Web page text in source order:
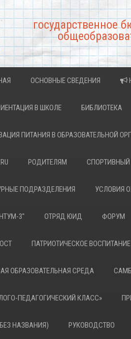
государственное
ОСНОВНЫЕ СВЕДЕНИЯ
В ШКОЛЕ БИБЛИОТЕКА
ПИТАНИЯ В ОБРАЗОВАТЕЛЬНОЙ
РОДИТЕЛЯМ СПОРТИВНЫЙ
ПОДРАЗДЕЛЕНИЯ УСЛОВИЯ
3" ОТРЯД ЮИД ФОРУМ
ПАТРИОТИЧЕСКОЕ ВОСПИТАНИЕ
ОБРАЗОВАТЕЛЬНАЯ СРЕДА
ПЕДАГОГИЧЕСКИЙ КЛАСС»
НАЗВАНИЯ) РУКОВОДСТВО